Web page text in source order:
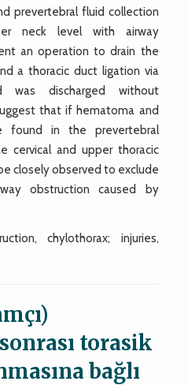
prevertebral fluid collection
neck level with airway
an operation to drain the
a thoracic duct ligation via
was discharged without
that if hematoma and
found in the prevertebral
and upper thoracic
closely observed to exclude
obstruction caused by
chylothorax; injuries,
torasik
bağlı